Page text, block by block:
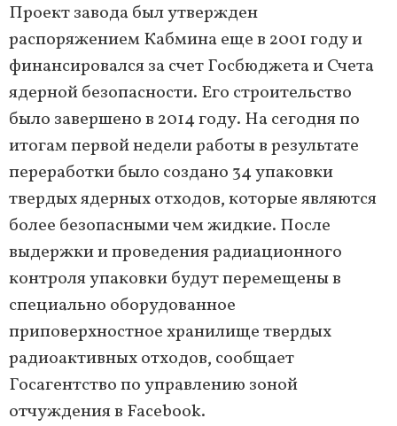
Проект завода был утвержден
распоряжением Кабмина еще в 2001 году и
финансировался за счет Госбюджета и Счета
ядерной безопасности. Его строительство
было завершено в 2014 году. На сегодня по
итогам первой недели работы в результате
переработки было создано 34 упаковки
твердых ядерных отходов, которые являются
более безопасными чем жидкие. После
выдержки и проведения радиационного
контроля упаковки будут перемещены в
специально оборудованное
приповерхностное хранилище твердых
радиоактивных отходов, сообщает
Госагентство по управлению зоной
отчуждения в Facebook.